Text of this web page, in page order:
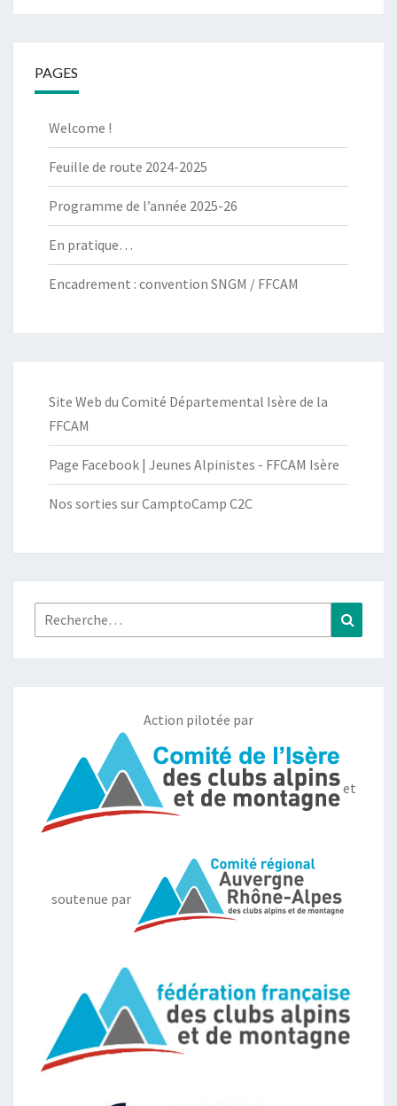
PAGES
Welcome !
Feuille de route 2024-2025
Programme de l’année 2025-26
En pratique…
Encadrement : convention SNGM / FFCAM
Site Web du Comité Départemental Isère de la
FFCAM
Page Facebook | Jeunes Alpinistes - FFCAM Isère
Nos sorties sur CamptoCamp C2C
Rechercher :
Action pilotée par
et
soutenue par